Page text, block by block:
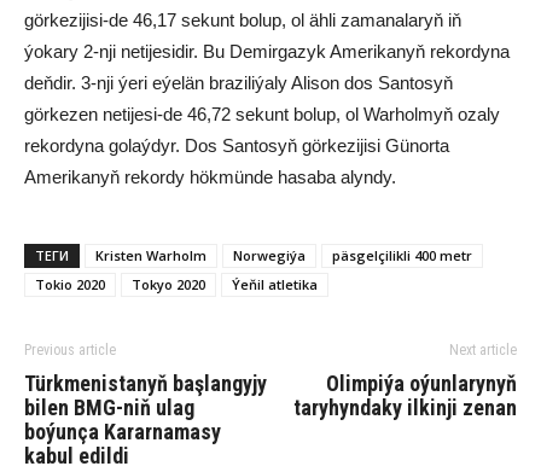
görkezijisi-de 46,17 sekunt bolup, ol ähli zamanalaryň iň
ýokary 2-nji netijesidir. Bu Demirgazyk Amerikanyň rekordyna
deňdir. 3-nji ýeri eýelän braziliýaly Alison dos Santosyň
görkezen netijesi-de 46,72 sekunt bolup, ol Warholmyň ozaly
rekordyna golaýdyr. Dos Santosyň görkezijisi Günorta
Amerikanyň rekordy hökmünde hasaba alyndy.
ТЕГИ Kristen Warholm Nor­we­gi­ýa
päsgelçilikli 400 metr
Tokio 2020
Tokyo 2020 Ýeňil atletika
Previous article
Türkmenistanyň başlangyjy
bilen BMG-niň ulag
boýunça Kararnamasy
kabul edildi
Next article
Olimpiýa oýunlarynyň
taryhyndaky ilkinji zenan